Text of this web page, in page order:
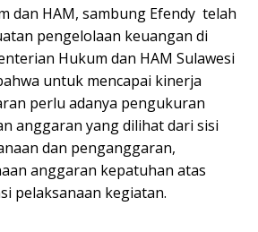
anggaran kepatuhan atas
pelaksanaan kegiatan.